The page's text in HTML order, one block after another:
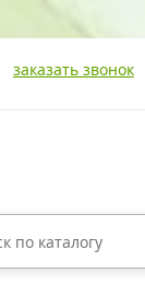
заказать звонок